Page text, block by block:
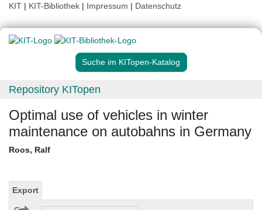
KIT | KIT-Bibliothek | Impressum | Datenschutz
Suche im KITopen-Katalog
Repository KITopen
Optimal use of vehicles in winter
maintenance on autobahns in Germany
Roos, Ralf
Export